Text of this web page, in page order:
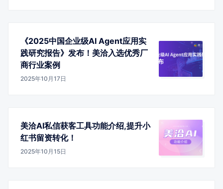
《2025中国企业级AI Agent应用实
践研究报告》发布！美洽入选优秀厂
商行业案例
2025年10月17日
美洽AI私信获客工具功能介绍,提升小
红书留资转化！
2025年10月15日